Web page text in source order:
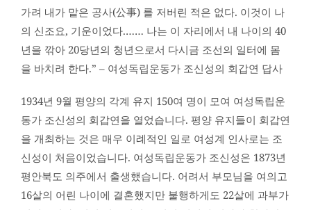
가려 내가 맡은 공사(公事) 를 저버린 적은 없다. 이것이 나
의 신조요, 기운이었다.…… 나는 이 자리에서 내 나이의 40
년을 깎아 20당년의 청년으로서 다시금 조선의 일터에 몸
을 바치려 한다.” – 여성독립운동가 조신성의 회갑연 답사
1934년 9월 평양의 각계 유지 150여 명이 모여 여성독립운
동가 조신성의 회갑연을 열었습니다. 평양 유지들이 회갑연
을 개최하는 것은 매우 이례적인 일로 여성계 인사로는 조
신성이 처음이었습니다. 여성독립운동가 조신성은 1873년
평안북도 의주에서 출생했습니다. 어려서 부모님을 여의고
16살의 어린 나이에 결혼했지만 불행하게도 22살에 과부가